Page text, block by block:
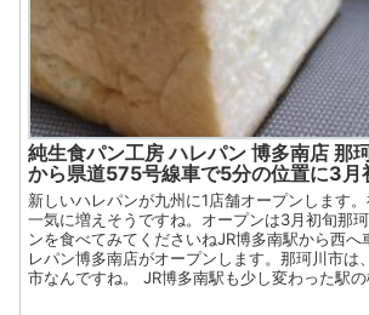
純生食パン工房 ハレパン 博多南店 那
から県道575号線車で5分の位置に3月
新しいハレパンが九州に1店舗オープンします
一気に増えそうですね。オープンは3月初旬那
ンを食べてみてくださいねJR博多南駅から西へ
レパン博多南店がオープンします。那珂川市は
市なんですね。 JR博多南駅も少し変わった駅の